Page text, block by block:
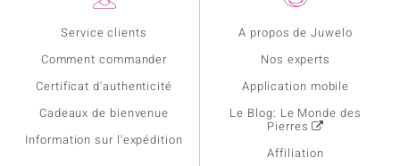
Service clients
Comment commander
Certificat d'authenticité
Cadeaux de bienvenue
Information sur l'expédition
A propos de Juwelo
Nos experts
Application mobile
Le Blog: Le Monde des
Pierres
Affiliation